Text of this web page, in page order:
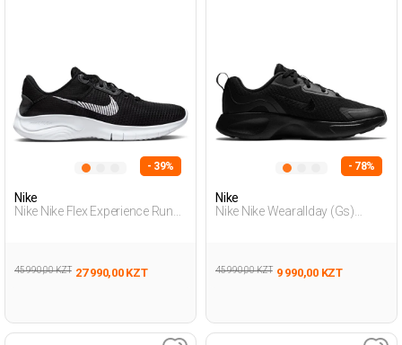
- 39%
Nike
Nike Nike Flex Experience Run
45 990,00 KZT 27 990,00 KZT
- 78%
Nike
Nike Nike Wearallday (Gs)
45 990,00 KZT 9 990,00 KZT